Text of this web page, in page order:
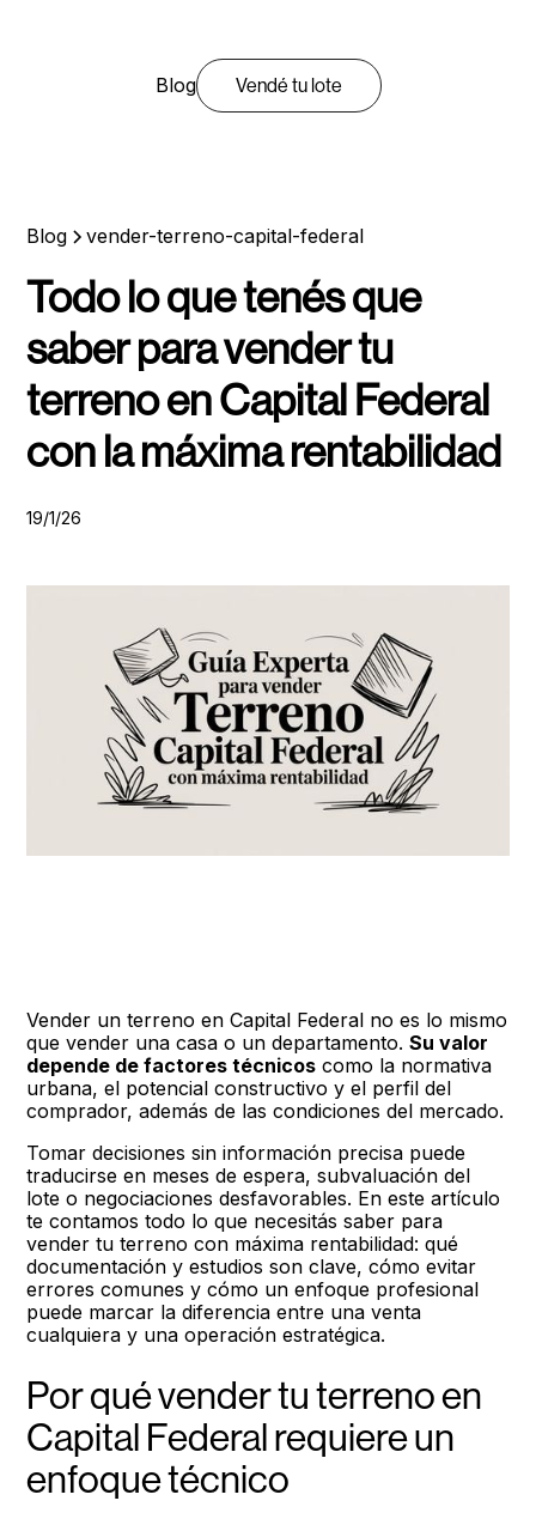
Blog Vendé tu lote
Blog vender-terreno-capital-federal
Todo lo que tenés que
saber para vender tu
terreno en Capital Federal
con la máxima rentabilidad
19/1/26
Vender un terreno en Capital Federal no es lo mismo
que vender una casa o un departamento.Su valor
depende de factores técnicos como la normativa
urbana, el potencial constructivo y el perfil del
comprador, además de las condiciones del mercado.
Tomar decisiones sin información precisa puede
traducirse en meses de espera, subvaluación del
lote o negociaciones desfavorables. En este artículo
te contamos todo lo que necesitás saber para
vender tu terreno con máxima rentabilidad: qué
documentación y estudios son clave, cómo evitar
errores comunes y cómo un enfoque profesional
puede marcar la diferencia entre una venta
cualquiera y una operación estratégica.
Por qué vender tu terreno en
Capital Federal requiere un
enfoque técnico